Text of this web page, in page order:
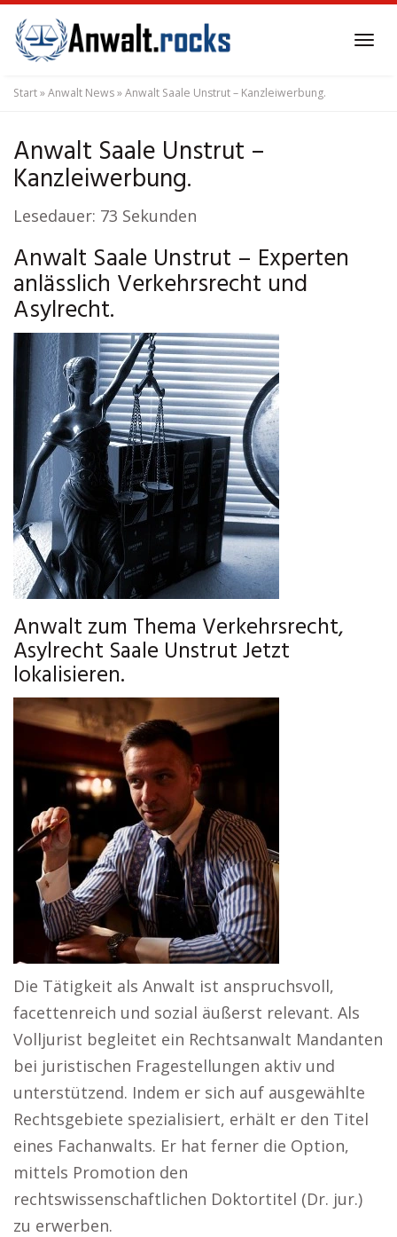
to
main
content
Start»Anwalt News»Anwalt Saale Unstrut – Kanzleiwerbung.
Anwalt Saale Unstrut –
Kanzleiwerbung.
Lesedauer: 73 Sekunden
Anwalt Saale Unstrut – Experten
anlässlich Verkehrsrecht und
Asylrecht.
Anwalt zum Thema Verkehrsrecht,
Asylrecht Saale Unstrut Jetzt
lokalisieren.
Die Tätigkeit als Anwalt ist anspruchsvoll,
facettenreich und sozial äußerst relevant. Als
Volljurist begleitet ein Rechtsanwalt Mandanten
bei juristischen Fragestellungen aktiv und
unterstützend. Indem er sich auf ausgewählte
Rechtsgebiete spezialisiert, erhält er den Titel
eines Fachanwalts. Er hat ferner die Option,
mittels Promotion den
rechtswissenschaftlichen Doktortitel (Dr. jur.)
zu erwerben.